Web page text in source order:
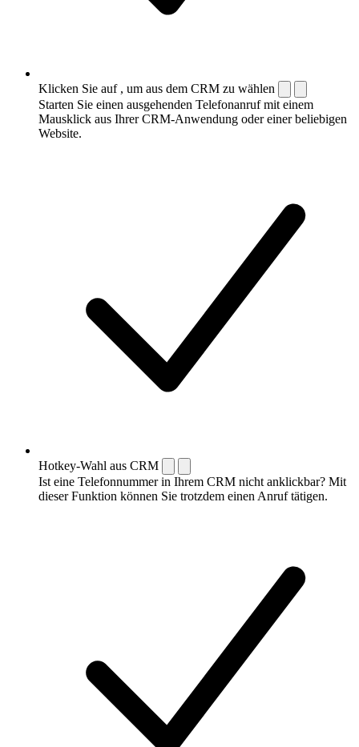
Klicken Sie auf , um aus dem CRM zu wählen
Starten Sie einen ausgehenden Telefonanruf mit einem
Mausklick aus Ihrer CRM-Anwendung oder einer beliebigen
Website.
Hotkey-Wahl aus CRM
Ist eine Telefonnummer in Ihrem CRM nicht anklickbar? Mit
dieser Funktion können Sie trotzdem einen Anruf tätigen.